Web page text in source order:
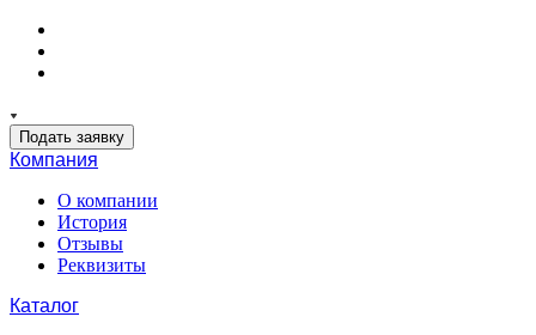
Подать заявку
Компания
О компании
История
Отзывы
Реквизиты
Каталог